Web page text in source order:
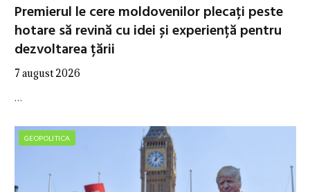
Premierul le cere moldovenilor plecați peste
hotare să revină cu idei și experiență pentru
dezvoltarea țării
7 august 2026
…
GEOPOLITICA